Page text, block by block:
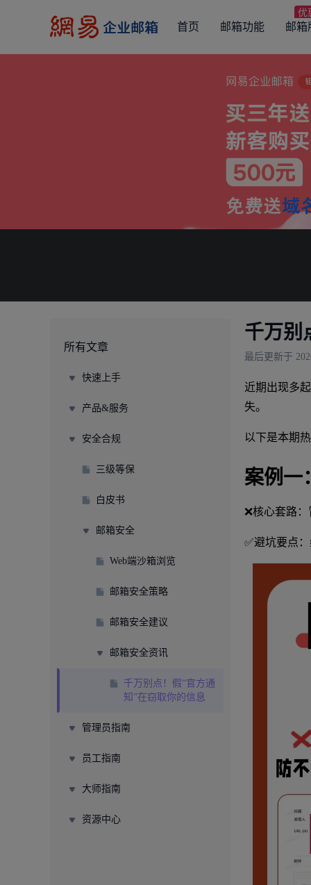
首页 邮箱功能 邮箱
所有文章
快速上手
产品&服务
安全合规
三级等保
白皮书
邮箱安全
Web端沙箱浏览
邮箱安全策略
邮箱安全建议
邮箱安全资讯
千万别点！假“官方通
知”在窃取你的信息
管理员指南
员工指南
大师指南
资源中心
千万别
最后更新于
近期出现多
失。
以下是本期
案例一
❌核心套路
✅避坑要点